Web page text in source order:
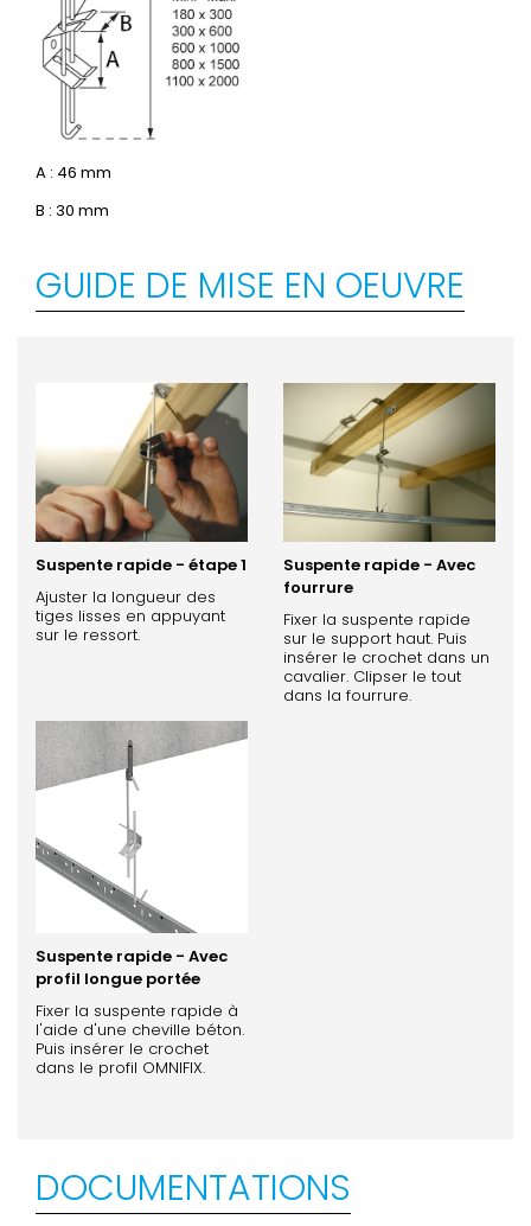
A : 46 mm
B : 30 mm
GUIDE DE MISE EN OEUVRE
Suspente rapide - étape 1
Ajuster la longueur des
tiges lisses en appuyant
sur le ressort.
Suspente rapide - Avec
fourrure
Fixer la suspente rapide
sur le support haut. Puis
insérer le crochet dans un
cavalier. Clipser le tout
dans la fourrure.
Suspente rapide - Avec
profil longue portée
Fixer la suspente rapide à
l'aide d'une cheville béton.
Puis insérer le crochet
dans le profil OMNIFIX.
DOCUMENTATIONS